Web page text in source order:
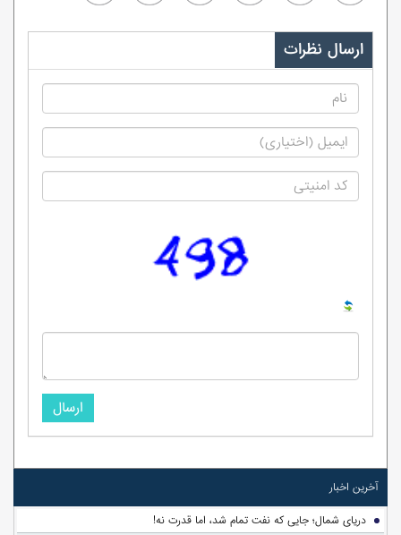
ارسال نظرات
ارسال
آخرین اخبار
دریای شمال؛ جایی که نفت تمام شد، اما قدرت نه!